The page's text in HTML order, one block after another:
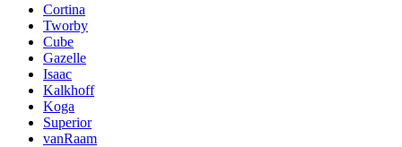
Cortina
Tworby
Cube
Gazelle
Isaac
Kalkhoff
Koga
Superior
vanRaam